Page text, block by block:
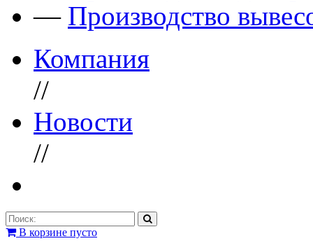
— Производство
Компания
//
Новости
//
В корзине пусто